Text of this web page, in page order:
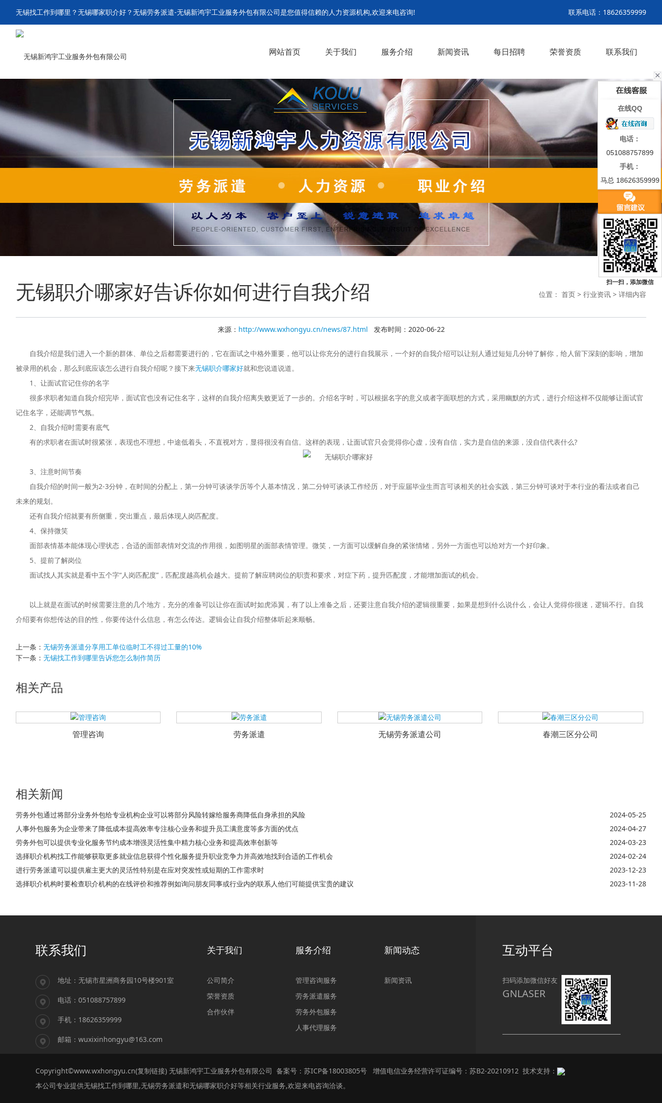
无锡找工作到哪里 ？无锡哪家职介好 ？无锡劳务派遣-无锡新鸿宇工业服务外包有限公司是您值得信赖的人力资源机构,欢迎来电咨询! 联系电话：18626359999
网站首页 关于我们
合作单位 >
管理机制 >
人才储备 >
服务介绍
人事代理服务
劳务外包服务
劳务派遣服务
管理咨询服务
生产线外包
临时工外包
新闻资讯 每日招聘 荣誉资质 联系我们
无锡职介哪家好告诉你如何进行自我介绍 位置： 首页 > 行业资讯 > 详细内容
来源： http://www.wxhongyu.cn/news/87.html 发布时间：2020-06-22
自我介绍是我们进入一个新的群体、单位之后都需要进行的，它在面试之中格外重要，他可以让你充分的进行自我展示，一个好的自我介绍可以让别人通过短短几分钟了解你，给人留下深刻的影响，增加
被录用的机会，那么到底应该怎么进行自我介绍呢？接下来无锡职介哪家好就和您说道说道。
1、让面试官记住你的名字
很多求职者知道自我介绍完毕，面试官也没有记住名字，这样的自我介绍离失败更近了一步的。介绍名字时，可以根据名字的意义或者字面联想的方式，采用幽默的方式，进行介绍这样不仅能够让面试官
记住名字，还能调节气氛。
2、自我介绍时需要有底气
有的求职者在面试时很紧张，表现也不理想，中途低着头，不直视对方，显得很没有自信。这样的表现，让面试官只会觉得你心虚，没有自信，实力是自信的来源，没自信代表什么?
3、注意时间节奏
自我介绍的时间一般为2-3分钟，在时间的分配上，第一分钟可谈谈学历等个人基本情况，第二分钟可谈谈工作经历，对于应届毕业生而言可谈相关的社会实践，第三分钟可谈对于本行业的看法或者自己
未来的规划。
还有自我介绍就要有所侧重，突出重点，最后体现人岗匹配度。
4、保持微笑
面部表情基本能体现心理状态，合适的面部表情对交流的作用很，如图明星的面部表情管理。微笑，一方面可以缓解自身的紧张情绪，另外一方面也可以给对方一个好印象。
5、提前了解岗位
面试找人其实就是看中五个字“人岗匹配度”，匹配度越高机会越大。提前了解应聘岗位的职责和要求，对症下药，提升匹配度，才能增加面试的机会。
以上就是在面试的时候需要注意的几个地方，充分的准备可以让你在面试时如虎添翼，有了以上准备之后，还要注意自我介绍的逻辑很重要，如果是想到什么说什么，会让人觉得你很迷，逻辑不行。自我
介绍要有你想传达的目的性，你要传达什么信息，有怎么传达。逻辑会让自我介绍整体听起来顺畅。
上一条： 无锡劳务派遣分享用工单位临时工不得过工量的10%
下一条： 无锡找工作到哪里告诉您怎么制作简历
相关产品
管理咨询 劳务派遣 无锡劳务派遣公司 春潮三区分公司
相关新闻
劳务外包通过将部分业务外包给专业机构企业可以将部分风险转嫁给服务商降低自身承担的风险
2024-05-25
人事外包服务为企业带来了降低成本提高效率专注核心业务和提升员工满意度等多方面的优点
2024-04-27
劳务外包可以提供专业化服务节约成本增强灵活性集中精力核心业务和提高效率创新等
2024-03-23
选择职介机构找工作能够获取更多就业信息获得个性化服务提升职业竞争力并高效地找到合适的工作机会
2024-02-24
进行劳务派遣可以提供雇主更大的灵活性特别是在应对突发性或短期的工作需求时
2023-12-23
选择职介机构时要检查职介机构的在线评价和推荐例如询问朋友同事或行业内的联系人他们可能提供宝贵的建议
2023-11-28
联系我们
地址：无锡市星洲商务园10号楼901室
电话：051088757899
手机：18626359999
邮箱：wuxixinhongyu@163.com
关于我们
公司简介
荣誉资质
合作伙伴
服务介绍
管理咨询服务
劳务派遣服务
劳务外包服务
人事代理服务
新闻动态
新闻资讯
互动平台
扫码添加微信好友
GNLASER
Copyright©www.wxhongyu.cn(复制链接) 无锡新鸿宇工业服务外包有限公司 备案号： 苏ICP备18003805号 增值电信业务经营许可证编号： 苏B2-20210912 技术支持：
本公司专业提供无锡找工作到哪里,无锡劳务派遣和无锡哪家职介好等相关行业服务,欢迎来电咨询洽谈。
在线QQ
电话：
051088757899
手机：
马总 18626359999
扫一扫，添加微信